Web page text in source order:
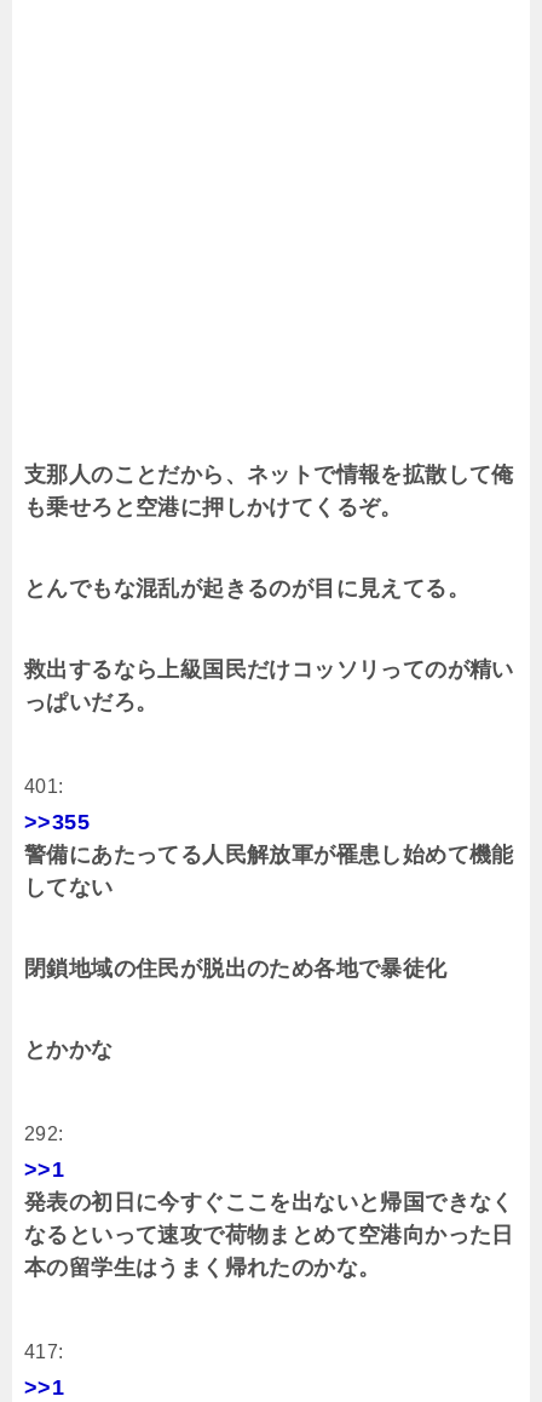
支那人のことだから、ネットで情報を拡散して俺
も乗せろと空港に押しかけてくるぞ。
とんでもな混乱が起きるのが目に見えてる。
救出するなら上級国民だけコッソリってのが精い
っぱいだろ。
401:
>>355
警備にあたってる人民解放軍が罹患し始めて機能
してない
閉鎖地域の住民が脱出のため各地で暴徒化
とかかな
292:
>>1
発表の初日に今すぐここを出ないと帰国できなく
なるといって速攻で荷物まとめて空港向かった日
本の留学生はうまく帰れたのかな。
417:
>>1